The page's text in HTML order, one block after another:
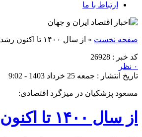
ارتباط با ما
صفحه نخست » از سال ۱۴۰۰ تا اکنون رشد اقتصادی ما در بخش کشاورزی و صنعت و معدن منفی بوده
کد خبر : 26928
۰ نظر
تاریخ انتشار : جمعه 25 خرداد 1403 - 9:02
مسعود پزشکیان در میزگرد اقتصادی:
از سال ۱۴۰۰ تا اکنون رشد اقتصادی ما در بخش کشاورزی و صنعت و معدن منفی بوده